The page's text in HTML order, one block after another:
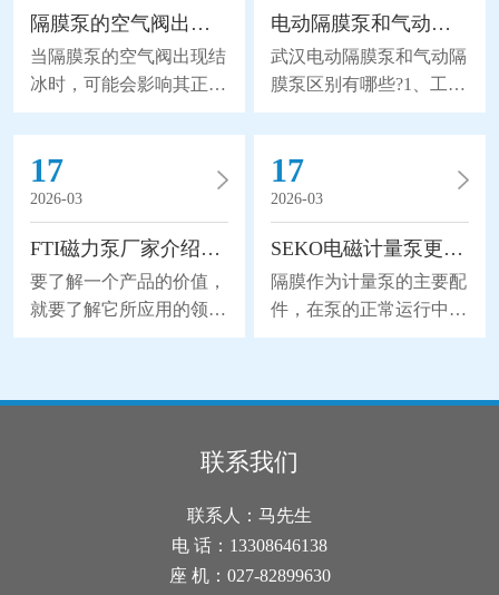
业。气动隔膜泵是以压缩空气为动力(压缩空气
隔膜泵的空气阀出现结冰怎么办？
当隔膜泵的空气阀出现结
冰时，可能会影响其正常
运行，给我们带来不可挽
回的损失。所以隔膜泵的
空气阀出现结冰怎么办
呢？1、加热阀体：如果
空气阀结冰，可以尝试使
用加热器或加热带等加热
装置加热阀体。将适量的
热量传导到阀体上，可以
使结冰的冰块融化，并恢
坏导致的。检查空气阀的
密封件，并确保其完好无
损，建议及时换上新的密
电动隔膜泵和气动隔膜泵区别有哪些?
武汉电动隔膜泵和气动隔
膜泵区别有哪些?1、工作
原理区别电动隔膜泵以是
电力驱动(默认380V，
50Hz)，采用摆线钱轮减
速机传动，通过曲轴滑块
机构带动双隔膜作往复无
能无力，使工作腔容积发
生交替变化从而达到将液
体不断地吸入和排出。同
时，由于隔膜材质取得了
离心泵、螺杆泵来应用于
石化、陶瓷、冶金等行
空气为动力(压缩空气
17
2026-03
FTI磁力泵厂家介绍磁力泵的应用领域
要了解一个产品的价值，
就要了解它所应用的领
域。下面FTI磁力泵厂家
分支，磁力泵是一种将永
磁联轴的工作原理应用于
离心泵的新产品。磁力泵
主要应用于电脑水冷系
泉，工艺品，咖啡机，饮
17
2026-03
SEKO电磁计量泵更换隔膜的流程分析
隔膜作为计量泵的主要配
件，在泵的正常运行中起
到了关键性的作用，也因
护时，更换隔膜是使用电
磁计量泵的较佳方式。下
面我们来分析一下SEKO
联系我们
联系人：马先生
电 话：13308646138
座 机：027-82899630